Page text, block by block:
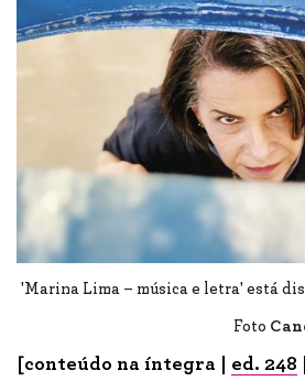
'Marina Lima – música e letra' está
Foto
[conteúdo na íntegra | ed. 248